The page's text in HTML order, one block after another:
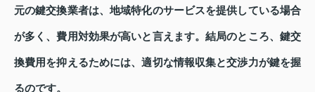
元の鍵交換業者は、地域特化のサービスを提供している場合
が多く、費用対効果が高いと言えます。結局のところ、鍵交
換費用を抑えるためには、適切な情報収集と交渉力が鍵を握
るのです。